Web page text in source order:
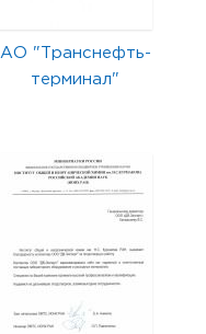
АО "Транснефть-
терминал"